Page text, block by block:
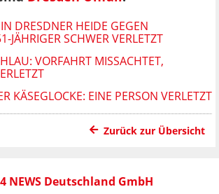
DRESDNER HEIDE GEGEN
JÄHRIGER SCHWER VERLETZT
VORFAHRT MISSACHTET,
KÄSEGLOCKE: EINE PERSON VERLETZT
Zurück zur Übersicht
NEWS Deutschland GmbH